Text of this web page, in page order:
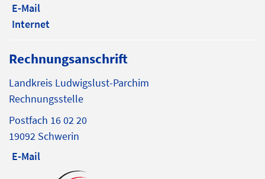
E-Mail
Internet
Rechnungsanschrift
Landkreis Ludwigslust-Parchim
Rechnungsstelle
Postfach 16 02 20
19092 Schwerin
E-Mail